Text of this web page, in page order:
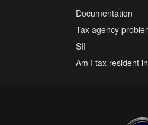
Documentation
Tax agency
SII
Am I tax resident